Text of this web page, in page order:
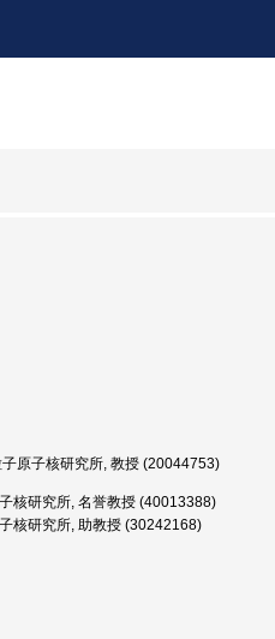
原子核研究所, 教授 (20044753)
核研究所, 名誉教授 (40013388)
核研究所, 助教授 (30242168)